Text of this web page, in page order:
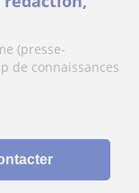
(presse-
de connaissances